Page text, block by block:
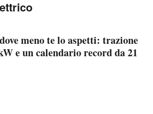
meno te lo aspetti: trazione
e un calendario record da 21